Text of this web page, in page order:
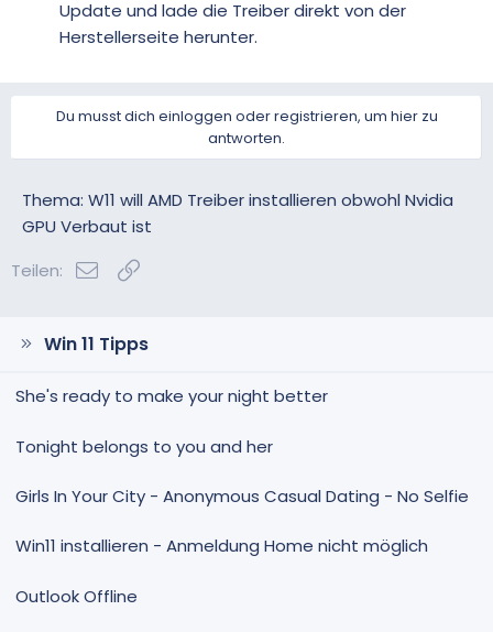
Update und lade die Treiber direkt von der
Herstellerseite herunter.
Du musst dich einloggen oder registrieren, um hier zu
antworten.
Thema: W11 will AMD Treiber installieren obwohl Nvidia
GPU Verbaut ist
Teilen:
E-Mail
Win 11 Tipps
She's ready to make your night better
Tonight belongs to you and her
Girls In Your City - Anonymous Casual Dating - No Selfie
Win11 installieren - Anmeldung Home nicht möglich
Outlook Offline